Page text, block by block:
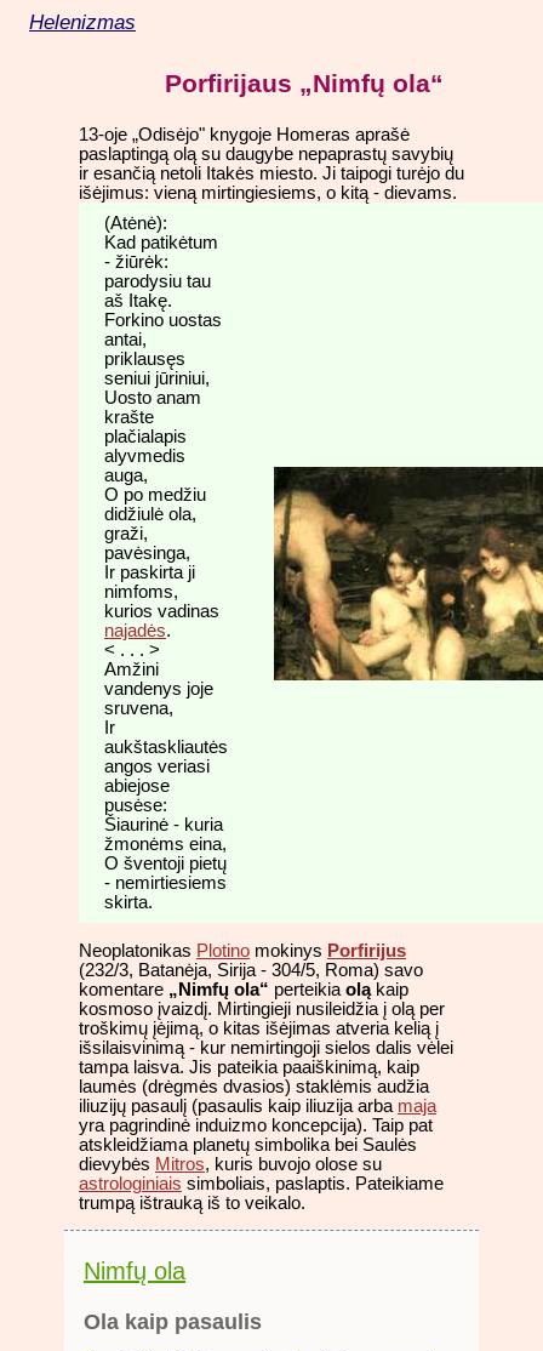
Helenizmas
Porfirijaus „Nimfų ola“
13-oje „Odisėjo" knygoje Homeras aprašė
paslaptingą olą su daugybe nepaprastų savybių
ir esančią netoli Itakės miesto. Ji taipogi turėjo du
išėjimus: vieną mirtingiesiems, o kitą - dievams.
(Atėnė):
Kad patikėtum
- žiūrėk:
parodysiu tau
aš Itakę.
Forkino uostas
antai,
priklausęs
seniui jūriniui,
Uosto anam
krašte
plačialapis
alyvmedis
auga,
O po medžiu
didžiulė ola,
graži,
pavėsinga,
Ir paskirta ji
nimfoms,
kurios vadinas
najadės.
< . . . >
Amžini
vandenys joje
sruvena,
Ir
aukštaskliautės
angos veriasi
abiejose
pusėse:
Šiaurinė - kuria
žmonėms eina,
O šventoji pietų
- nemirtiesiems
skirta.
Neoplatonikas Plotino mokinys Porfirijus
(232/3, Batanėja, Sirija - 304/5, Roma) savo
komentare „Nimfų ola“ perteikia oląkaip
kosmoso įvaizdį. Mirtingieji nusileidžia į olą per
troškimų įėjimą, o kitas išėjimas atveria kelią į
išsilaisvinimą - kur nemirtingoji sielos dalis vėlei
tampa laisva. Jis pateikia paaiškinimą, kaip
laumės (drėgmės dvasios) staklėmis audžia
iliuzijų pasaulį (pasaulis kaip iliuzija arba maja
yra pagrindinė induizmo koncepcija). Taip pat
atskleidžiama planetų simbolika bei Saulės
dievybės Mitros, kuris buvojo olose su
astrologiniais simboliais, paslaptis. Pateikiame
trumpą ištrauką iš to veikalo.
Nimfų ola
Ola kaip pasaulis